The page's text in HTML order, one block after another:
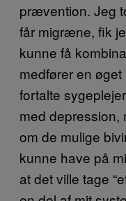
prævention. Jeg
får migræne, fik
kunne få
medfører en
fortalte
med depression,
om de mulige
kunne have på
at det ville tage